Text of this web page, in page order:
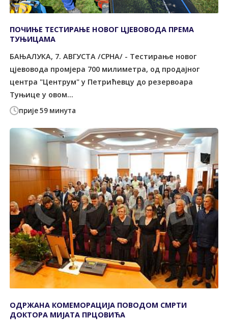
прије 59 минута
ПОЧИЊЕ ТЕСТИРАЊЕ НОВОГ ЦЈЕВОВОДА ПРЕМА
ТУЊИЦАМА
БАЊАЛУКА, 7. АВГУСТА /СРНА/ - Тестирање новог
цјевовода промјера 700 милиметра, од продајног
центра "Центрум" у Петрићевцу до резервоара
Туњице у овом...
ОДРЖАНА КОМЕМОРАЦИЈА ПОВОДОМ СМРТИ
ДОКТОРА МИЈАТА ПРЦОВИЋА